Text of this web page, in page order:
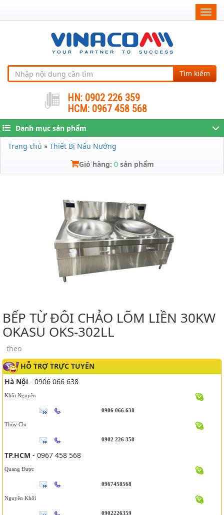
Tìm kiếm
HN: 0902 226 359
HCM: 0967 458 568
Danh mục sản phẩm
Trang chủ » Thiết Bị Nấu Nướng
Giỏ hàng: 0sản phẩm
BẾP TỪ ĐÔI CHẢO LÕM LIỀN 30KW
OKASU OKS-302LL
theo
HỖ TRỢ TRỰC TUYẾN
Hà Nội - 0906 066 638
Khôi Nguyên
0906 066 638
Thùy Chi
0902 226 358
TP.HCM - 0967 458 568
Quang Được
0967458568
Nguyên Khôi
0902226359